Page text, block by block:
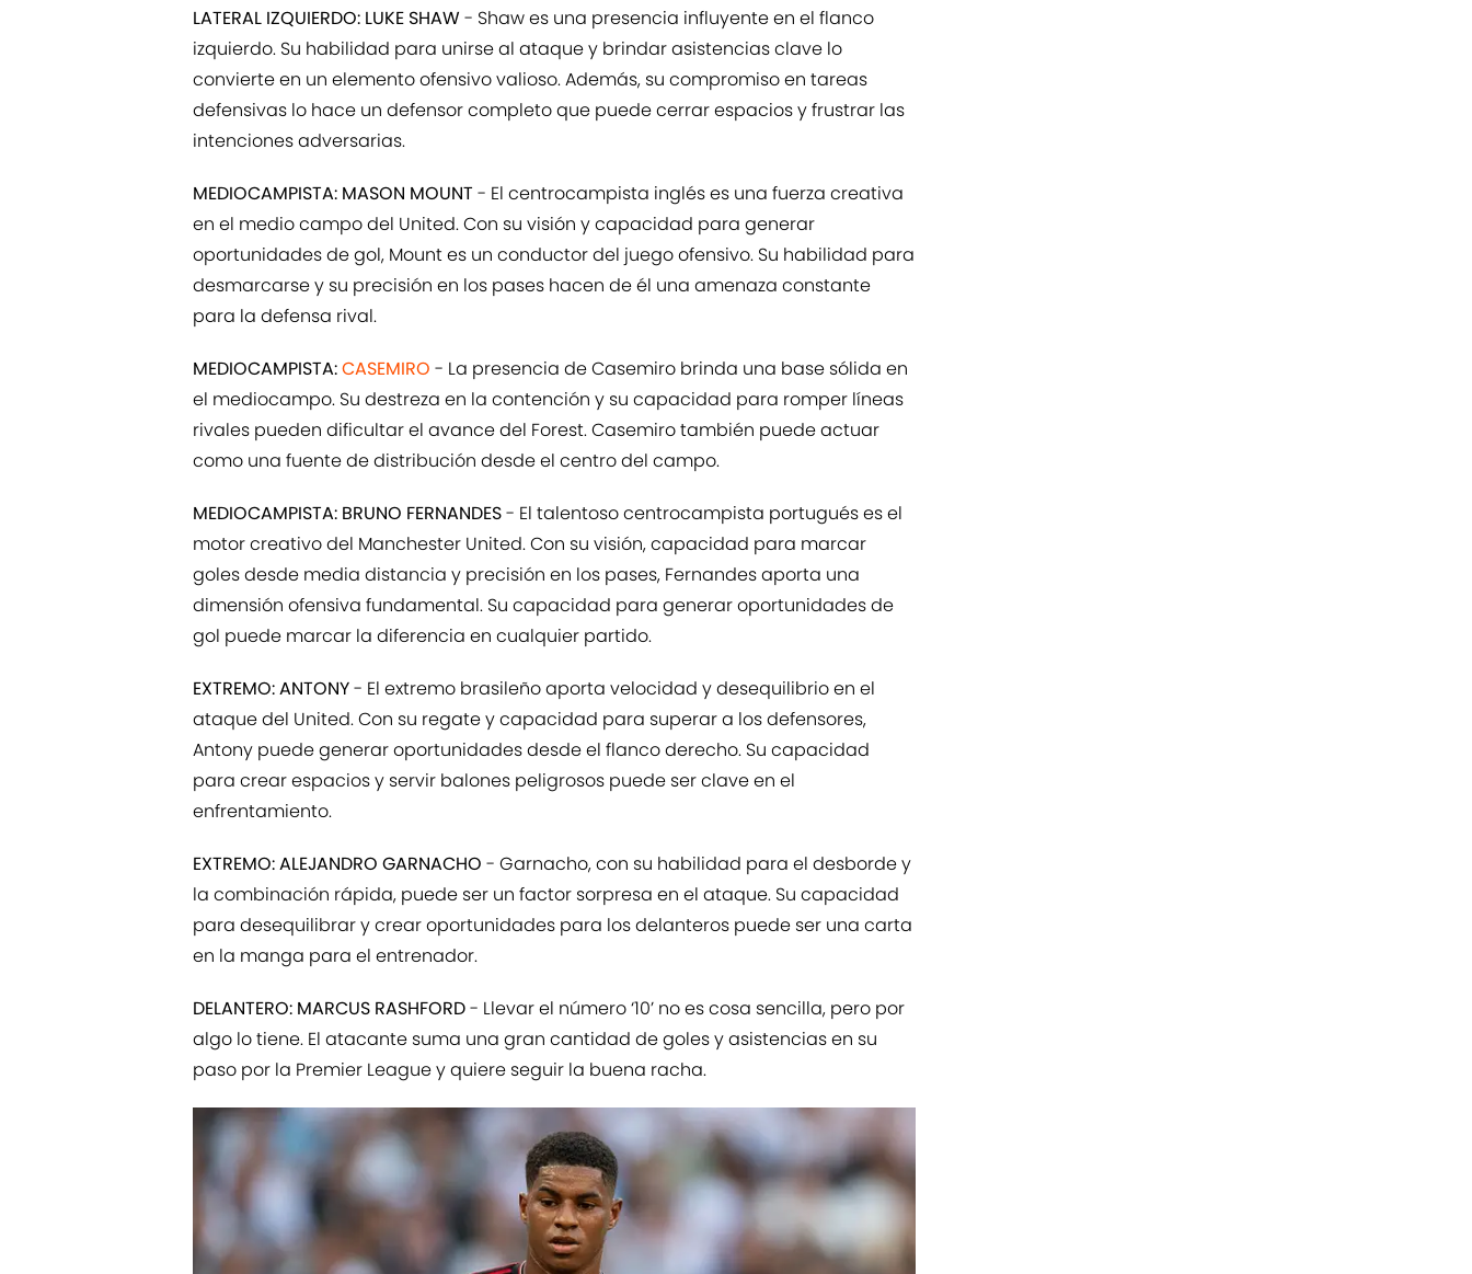
LATERAL IZQUIERDO: LUKE SHAW - Shaw es una presencia influyente en el flanco
izquierdo. Su habilidad para unirse al ataque y brindar asistencias clave lo
convierte en un elemento ofensivo valioso. Además, su compromiso en tareas
defensivas lo hace un defensor completo que puede cerrar espacios y frustrar las
intenciones adversarias.
MEDIOCAMPISTA: MASON MOUNT - El centrocampista inglés es una fuerza creativa
en el medio campo del United. Con su visión y capacidad para generar
oportunidades de gol, Mount es un conductor del juego ofensivo. Su habilidad para
desmarcarse y su precisión en los pases hacen de él una amenaza constante
para la defensa rival.
MEDIOCAMPISTA:CASEMIRO - La presencia de Casemiro brinda una base sólida en
el mediocampo. Su destreza en la contención y su capacidad para romper líneas
rivales pueden dificultar el avance del Forest. Casemiro también puede actuar
como una fuente de distribución desde el centro del campo.
MEDIOCAMPISTA: BRUNO FERNANDES- El talentoso centrocampista portugués es el
motor creativo del Manchester United. Con su visión, capacidad para marcar
goles desde media distancia y precisión en los pases, Fernandes aporta una
dimensión ofensiva fundamental. Su capacidad para generar oportunidades de
gol puede marcar la diferencia en cualquier partido.
EXTREMO: ANTONY- El extremo brasileño aporta velocidad y desequilibrio en el
ataque del United. Con su regate y capacidad para superar a los defensores,
Antony puede generar oportunidades desde el flanco derecho. Su capacidad
para crear espacios y servir balones peligrosos puede ser clave en el
enfrentamiento.
EXTREMO: ALEJANDRO GARNACHO - Garnacho, con su habilidad para el desborde y
la combinación rápida, puede ser un factor sorpresa en el ataque. Su capacidad
para desequilibrar y crear oportunidades para los delanteros puede ser una carta
en la manga para el entrenador.
DELANTERO: MARCUS RASHFORD- Llevar el número ‘10’ no es cosa sencilla, pero por
algo lo tiene. El atacante suma una gran cantidad de goles y asistencias en su
paso por la Premier League y quiere seguir la buena racha.